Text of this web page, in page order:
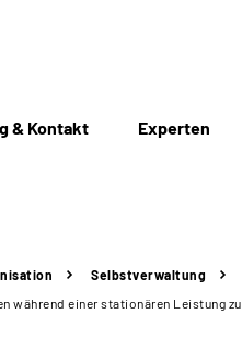
& Kontakt Experten
Selbstverwaltung
während einer stationären Leistung